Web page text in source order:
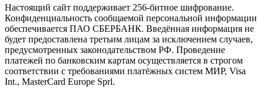
Настоящий сайт поддерживает 256-битное шифрование.
Конфиденциальность сообщаемой персональной информации
обеспечивается ПАО СБЕРБАНК. Введённая информация не
будет предоставлена третьим лицам за исключением случаев,
предусмотренных законодательством РФ. Проведение
платежей по банковским картам осуществляется в строгом
соответствии с требованиями платёжных систем МИР, Visa
Int., MasterCard Europe Sprl.